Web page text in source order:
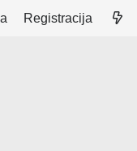
Registracija